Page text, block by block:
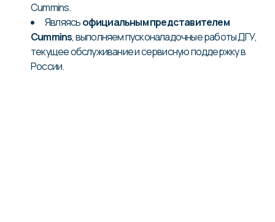
Cummins.
Являясьофициальным представителем
Cummins, выполняем пусконаладочные работы ДГУ,
текущее обслуживание и сервисную поддержку в
России.